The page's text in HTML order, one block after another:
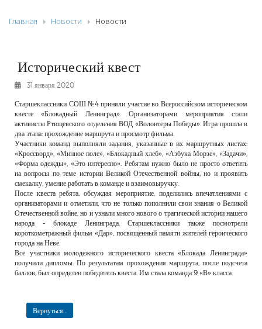
НОВОСТИ
К СВЕДЕНИЮ
КОНКУРСЫ
РЕКЛАМОДАТЕЛЯМ
ОБЪЯВЛЕНИЯ
КОНТАКТЫ
Главная Новости Новости
Исторический квест
31 января 2020
Старшеклассники СОШ №4 приняли участие во Всероссийском историческом
квесте «Блокадный Ленинград». Организаторами мероприятия стали
активисты Ртищевского отделения ВОД «Волонтеры Победы». Игра прошла в
два этапа: прохождение маршрута и просмотр фильма.
Участники команд выполняли задания, указанные в их маршрутных листах:
«Кроссворд», «Минное поле», «Блокадный хлеб», «Азбука Морзе», «Задачи»,
«Форма одежды», «Это интересно». Ребятам нужно было не просто ответить
на вопросы по теме истории Великой Отечественной войны, но и проявить
смекалку, умение работать в команде и взаимовыручку.
После квеста ребята, обсуждая мероприятие, поделились впечатлениями с
организаторами и отметили, что не только пополнили свои знания о Великой
Отечественной войне, но и узнали много нового о трагической истории нашего
народа - блокаде Ленинграда. Старшеклассники также посмотрели
короткометражный фильм «Дар», посвященный памяти жителей героического
города на Неве.
Все участники молодежного исторического квеста «Блокада Ленинграда»
получили дипломы. По результатам прохождения маршрута, после подсчета
баллов, был определен победитель квеста. Им стала команда 9 «В» класса.
Вернуться...